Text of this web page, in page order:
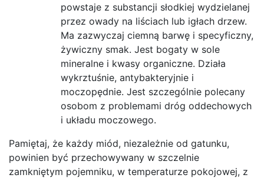
powstaje z substancji słodkiej wydzielanej
przez owady na liściach lub igłach drzew.
Ma zazwyczaj ciemną barwę i specyficzny,
żywiczny smak. Jest bogaty w sole
mineralne i kwasy organiczne. Działa
wykrztuśnie, antybakteryjnie i
moczopędnie. Jest szczególnie polecany
osobom z problemami dróg oddechowych
i układu moczowego.
Pamiętaj, że każdy miód, niezależnie od gatunku,
powinien być przechowywany w szczelnie
zamkniętym pojemniku, w temperaturze pokojowej, z